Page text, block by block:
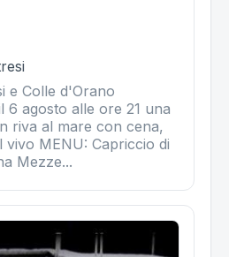
e Colle d'Orano
6 agosto alle ore 21 una
riva al mare con cena,
vivo MENU: Capriccio di
Mezze...